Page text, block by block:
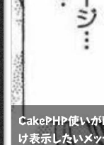
CakePHP使い
け表示したいメ